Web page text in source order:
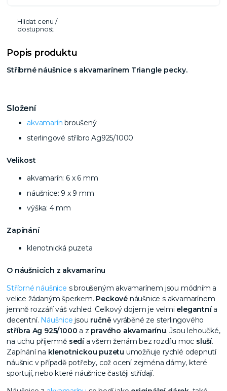
Hlídat cenu /
dostupnost
Popis produktu
Stříbrné náušnice s akvamarínem Triangle pecky.
Složení
akvamarín broušený
sterlingové stříbro Ag925/1000
Velikost
akvamarín: 6 x 6 mm
náušnice: 9 x 9 mm
výška: 4 mm
Zapínání
klenotnická puzeta
O náušnicích z akvamarínu
Stříbrné náušnice s broušeným akvamarínem jsou módním a
velice žádaným šperkem. Peckovénáušnice s akvamarínem
jemně rozzáří váš vzhled. Celkový dojem je velmi elegantnía
decentní. Náušnice jsou ručněvyráběné ze sterlingového
stříbra Ag 925/1000 a z pravého akvamarínu. Jsou lehoučké,
na uchu příjemně sedía všem ženám bez rozdílu moc sluší.
Zapínání na klenotnickou puzetu umožňuje rychlé odepnutí
náušnic v případě potřeby, což ocení zejména dámy, které
sportují, nebo které náušnice častěji střídají.